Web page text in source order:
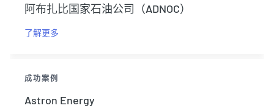
阿布扎比国家石油公司（ADNOC）
了解更多
成功案例
Astron Energy